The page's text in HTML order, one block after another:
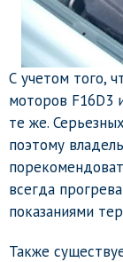
С учетом того,
моторов F16D3
те же.
поэтому
всегда
показаниями
Также